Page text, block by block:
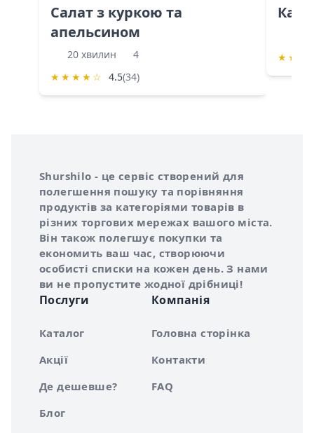
Салат з куркою та
апельсином
20 хвилин
4
★ ★ ★ ★ ☆ 4.5(34)
★ ★
Про сервіс Shurshilo
Shurshilo - це сервіс створений для
полегшення пошуку та порівняння
продуктів за категоріями товарів в
різних торгових мережах вашого міста.
Він також полегшує покупки та
економить ваш час, створюючи
особисті списки на кожен день. З нами
ви не пропустите жодної дрібниці!
Послуги
Каталог
Акції
Де дешевше?
Блог
Компанія
Головна сторінка
Контакти
FAQ